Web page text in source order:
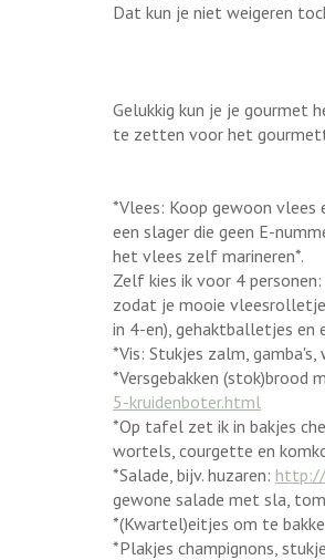
Dat kun je niet weigeren
Gelukkig kun je je gourmet
te zetten voor het
*Vlees: Koop gewoon
een slager die geen E-
het vlees zelf marineren*.
Zelf kies ik voor 4
zodat je mooie
in 4-en), gehaktballetjes en
*Vis: Stukjes zalm, gamba's,
*Versgebakken (stok)brood
5-kruidenboter.html
*Op tafel zet ik in bakjes
wortels, courgette en
*Salade, bijv. huzaren: http://
gewone salade met sla,
*(Kwartel)eitjes om te
*Plakjes champignons,